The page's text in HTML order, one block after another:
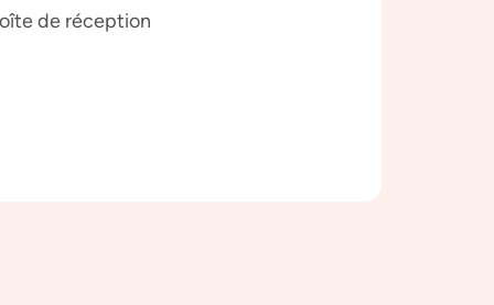
de réception